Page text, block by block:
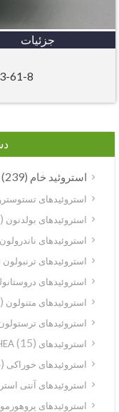
جزئیات
61-8
استروئید خام(239)
استروئیدهای تستوسترون
استروئیدهای بولدنون(5)
استروئیدهای ناندرولون(9)
استروئیدهای ترنبولون(8)
استروئیدهای
استروئیدهای متنولون(2)
استروئیدهای ترستولون(5)
استروئیدهای DHEA(15)
استروئیدهای خوراکی(4)
استروئیدهای آنتی
استروئیدهای پروهورمونی